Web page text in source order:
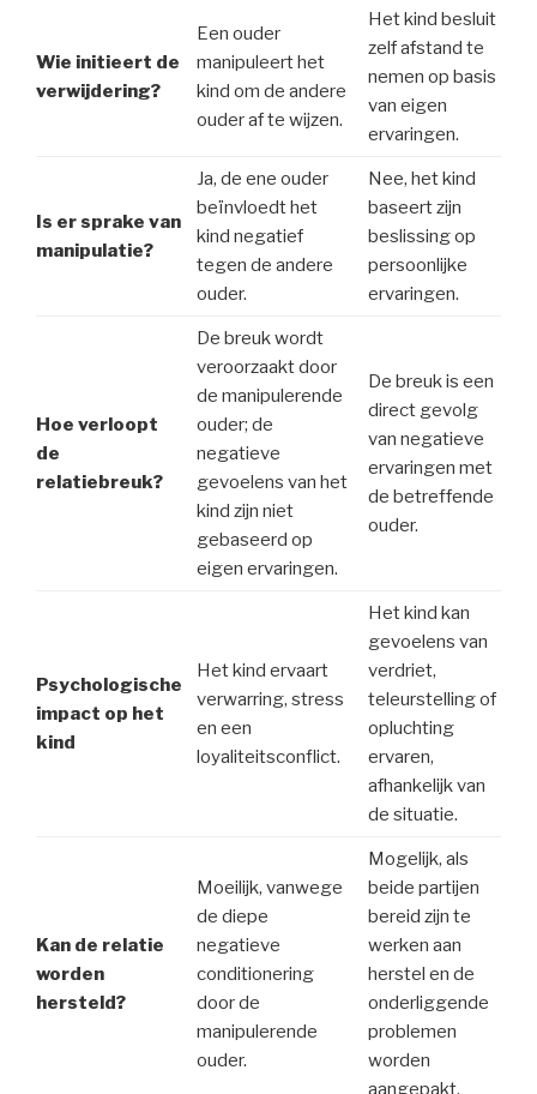
Wie initieert de
verwijdering?
Een ouder
manipuleert het
kind om de andere
ouder af te wijzen.
Het kind besluit
zelf afstand te
nemen op basis
van eigen
ervaringen.
Is er sprake van
manipulatie?
Ja, de ene ouder
beïnvloedt het
kind negatief
tegen de andere
ouder.
Nee, het kind
baseert zijn
beslissing op
persoonlijke
ervaringen.
Hoe verloopt
de
relatiebreuk?
De breuk wordt
veroorzaakt door
de manipulerende
ouder; de
negatieve
gevoelens van het
kind zijn niet
gebaseerd op
eigen ervaringen.
De breuk is een
direct gevolg
van negatieve
ervaringen met
de betreffende
ouder.
Psychologische
impact op het
kind
Het kind ervaart
verwarring, stress
en een
loyaliteitsconflict.
Het kind kan
gevoelens van
verdriet,
teleurstelling of
opluchting
ervaren,
afhankelijk van
de situatie.
Kan de relatie
worden
hersteld?
Moeilijk, vanwege
de diepe
negatieve
conditionering
door de
manipulerende
ouder.
Mogelijk, als
beide partijen
bereid zijn te
werken aan
herstel en de
onderliggende
problemen
worden
aangepakt.